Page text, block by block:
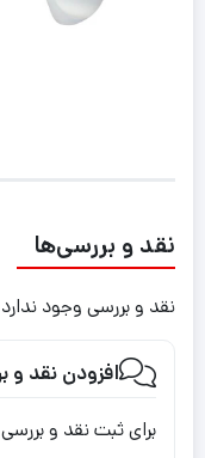
نقد و بررسی‌ها
نقد و بررسی وجود
افزودن نقد و
برای ثبت نقد و بررسی